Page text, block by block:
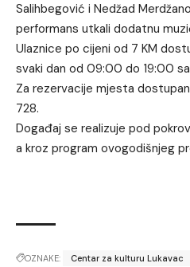
Salihbegović i Nedžad
performans utkali dodatnu
Ulaznice po cijeni od 7 KM
svaki dan od 09:00 do 19:00
Za rezervacije mjesta
728.
Događaj se realizuje pod
a kroz program ovogodišnjeg
OZNAKE: Centar za kulturu Lukavac